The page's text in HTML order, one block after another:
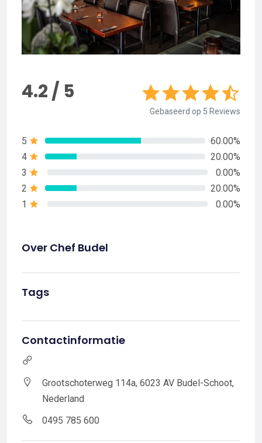
4.2 / 5
Gebaseerd op 5 Reviews
5
60.00%
4
20.00%
3
0.00%
2
20.00%
1
0.00%
Over Chef Budel
Tags
Contactinformatie
Grootschoterweg 114a, 6023 AV Budel-Schoot,
Nederland
0495 785 600